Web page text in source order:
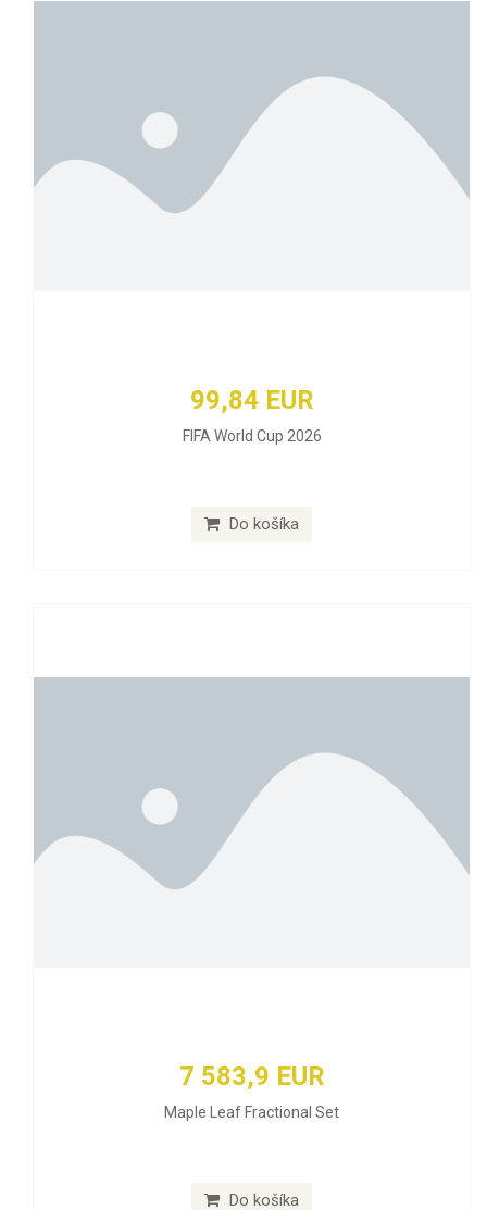
99,84 EUR
FIFA World Cup 2026
Do košíka
7 583,9 EUR
Maple Leaf Fractional Set
Do košíka